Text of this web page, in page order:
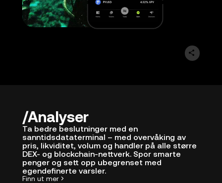
Analyser
Ta bedre beslutninger med en
sanntidsdataterminal – med overvåking av
pris, likviditet, volum og handler på alle større
DEX- og blockchain-nettverk. Spor smarte
penger og sett opp ubegrenset med
egendefinerte varsler.
Finn ut mer